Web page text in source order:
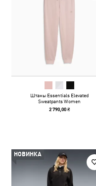
Штаны Essentials Elevated
Sweatpants Women
2 790,00 ₴
НОВИНКА